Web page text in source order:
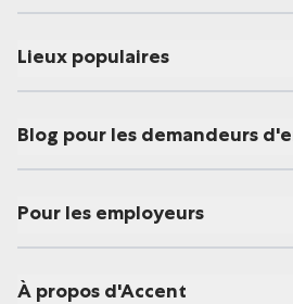
Lieux populaires
Blog pour les demandeurs
Pour les employeurs
À propos d'Accent